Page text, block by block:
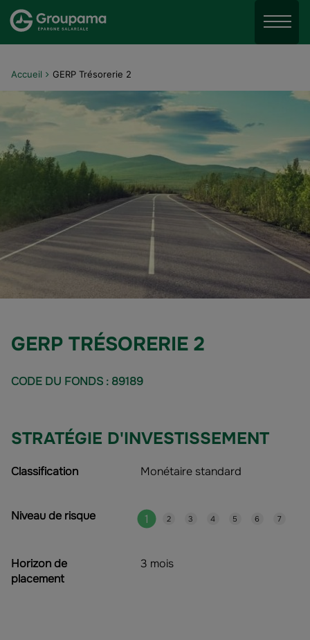
Aller au menu
Aller au contenu
Menu
Accueil GERP Trésorerie 2
GERP TRÉSORERIE 2
CODE DU FONDS : 89189
STRATÉGIE D'INVESTISSEMENT
Classification Monétaire standard
Niveau de risque 1 2 3 4 5 6 7
Horizon de
placement
3 mois